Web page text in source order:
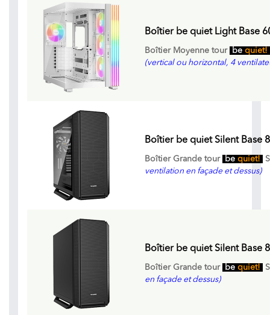
Boîtier be quiet Light Base
Boîtier Moyenne tour be quiet!
(vertical ou horizontal, 4
Boîtier be quiet Silent Base
Boîtier Grande tour be quiet!
ventilation en façade et dessus)
Boîtier be quiet Silent Base
Boîtier Grande tour be quiet!
en façade et dessus)